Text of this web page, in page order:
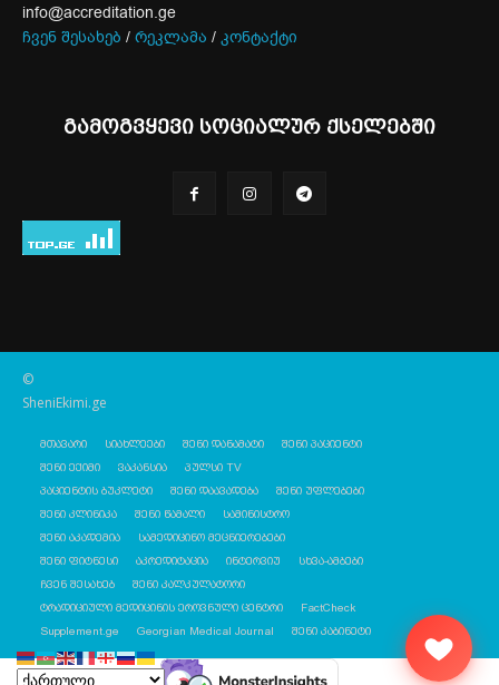
info@accreditation.ge
ჩვენ შესახებ / რეკლამა / კონტაქტი
გამოგვყევი სოციალურ ქსელებში
©
SheniEkimi.ge
მთავარი სიახლეები შენი დანამატი
შენი პაციენტი
შენი ექიმი
ვაკანსია
პულსი TV
პაციენტის ბუკლეტი
შენი დაავადება
შენი უფლებები
შენი კლინიკა
შენი წამალი
სამინისტრო
შენი აკადემია
სამედიცინო მეცნიერებები
შენი ფიტნესი
აკრედიტაცია ინტერვიუ
სხვა-ამბები
ჩვენ შესახებ
შენი კალკულატორი
ტრადიციული მედიცინის ეროვნული ცენტრი
FactCheck
Supplement.ge
Georgian Medical Journal შენი კაბინეტი